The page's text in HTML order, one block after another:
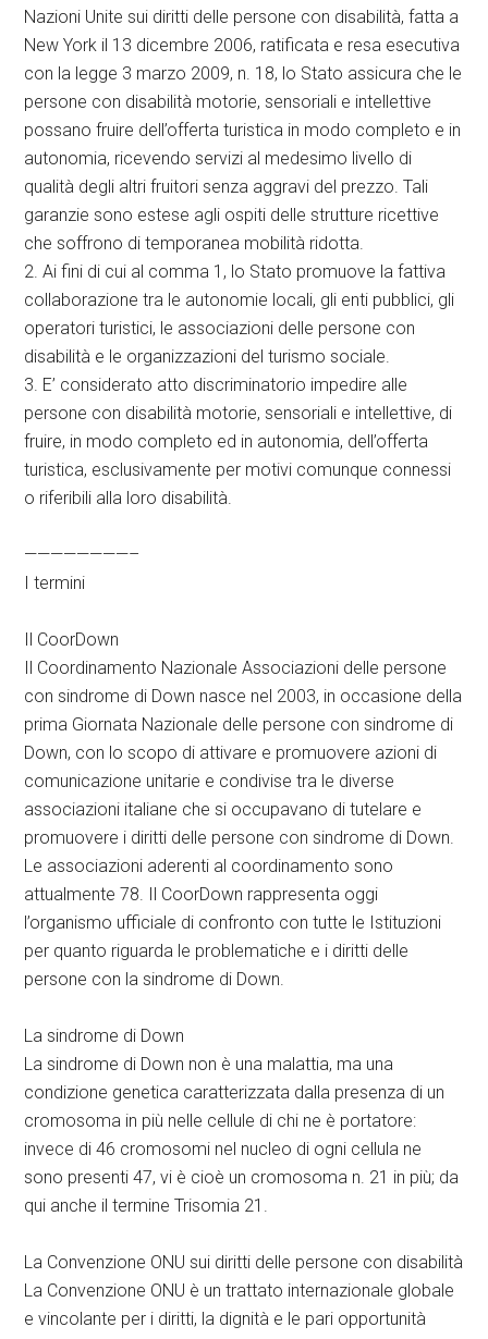
Nazioni Unite sui diritti delle persone con disabilità, fatta a
New York il 13 dicembre 2006, ratificata e resa esecutiva
con la legge 3 marzo 2009, n. 18, lo Stato assicura che le
persone con disabilità motorie, sensoriali e intellettive
possano fruire dell’offerta turistica in modo completo e in
autonomia, ricevendo servizi al medesimo livello di
qualità degli altri fruitori senza aggravi del prezzo. Tali
garanzie sono estese agli ospiti delle strutture ricettive
che soffrono di temporanea mobilità ridotta.
2. Ai fini di cui al comma 1, lo Stato promuove la fattiva
collaborazione tra le autonomie locali, gli enti pubblici, gli
operatori turistici, le associazioni delle persone con
disabilità e le organizzazioni del turismo sociale.
3. E’ considerato atto discriminatorio impedire alle
persone con disabilità motorie, sensoriali e intellettive, di
fruire, in modo completo ed in autonomia, dell’offerta
turistica, esclusivamente per motivi comunque connessi
o riferibili alla loro disabilità.
————————–
I termini
Il CoorDown
Il Coordinamento Nazionale Associazioni delle persone
con sindrome di Down nasce nel 2003, in occasione della
prima Giornata Nazionale delle persone con sindrome di
Down, con lo scopo di attivare e promuovere azioni di
comunicazione unitarie e condivise tra le diverse
associazioni italiane che si occupavano di tutelare e
promuovere i diritti delle persone con sindrome di Down.
Le associazioni aderenti al coordinamento sono
attualmente 78. Il CoorDown rappresenta oggi
l’organismo ufficiale di confronto con tutte le Istituzioni
per quanto riguarda le problematiche e i diritti delle
persone con la sindrome di Down.
La sindrome di Down
La sindrome di Down non è una malattia, ma una
condizione genetica caratterizzata dalla presenza di un
cromosoma in più nelle cellule di chi ne è portatore:
invece di 46 cromosomi nel nucleo di ogni cellula ne
sono presenti 47, vi è cioè un cromosoma n. 21 in più; da
qui anche il termine Trisomia 21.
La Convenzione ONU sui diritti delle persone con disabilità
La Convenzione ONU è un trattato internazionale globale
e vincolante per i diritti, la dignità e le pari opportunità